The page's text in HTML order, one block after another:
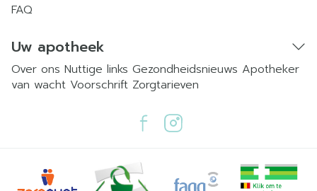
FAQ
Uw apotheek
Over ons Nuttige links Gezondheidsnieuws Apotheker
van wacht Voorschrift Zorgtarieven